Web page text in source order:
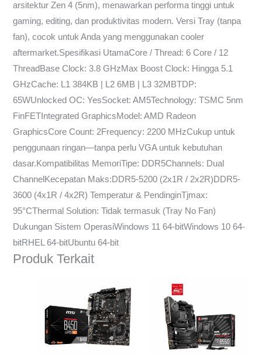
arsitektur Zen 4 (5nm), menawarkan performa tinggi untuk
gaming, editing, dan produktivitas modern. Versi Tray (tanpa
fan), cocok untuk Anda yang menggunakan cooler
aftermarket.Spesifikasi UtamaCore / Thread: 6 Core / 12
ThreadBase Clock: 3.8 GHzMax Boost Clock: Hingga 5.1
GHzCache: L1 384KB | L2 6MB | L3 32MBTDP:
65WUnlocked OC: YesSocket: AM5Technology: TSMC 5nm
FinFETIntegrated GraphicsModel: AMD Radeon
GraphicsCore Count: 2Frequency: 2200 MHzCukup untuk
penggunaan ringan—tanpa perlu VGA untuk kebutuhan
dasar.Kompatibilitas MemoriTipe: DDR5Channels: Dual
ChannelKecepatan Maks:DDR5-5200 (2x1R / 2x2R)DDR5-
3600 (4x1R / 4x2R)️ Temperatur & PendinginTjmax:
95°CThermal Solution: Tidak termasuk (Tray No Fan)️
Dukungan Sistem OperasiWindows 11 64-bitWindows 10 64-
bitRHEL 64-bitUbuntu 64-bit
Produk Terkait